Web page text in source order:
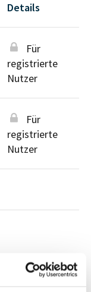
Details
Für
registrierte
Nutzer
Für
registrierte
Nutzer